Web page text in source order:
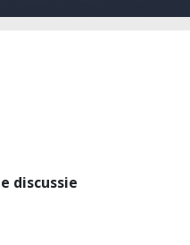
discussie